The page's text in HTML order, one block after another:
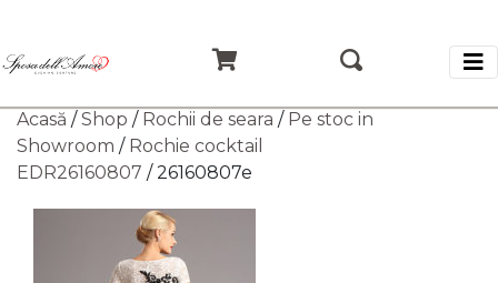
Acasă /Shop / Rochii de seara / Pe stoc in
Showroom / Rochie cocktail
EDR26160807 / 26160807e